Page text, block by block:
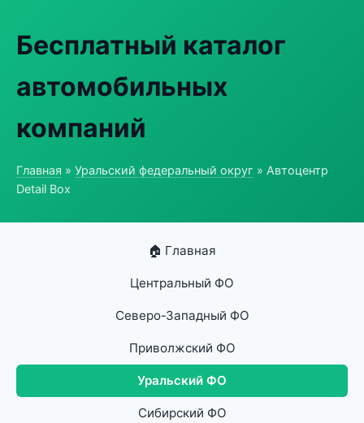
Бесплатный каталог
автомобильных
компаний
Главная » Уральский федеральный округ » Автоцентр
Detail Box
🏠 Главная
Центральный ФО
Северо-Западный ФО
Приволжский ФО
Уральский ФО
Сибирский ФО